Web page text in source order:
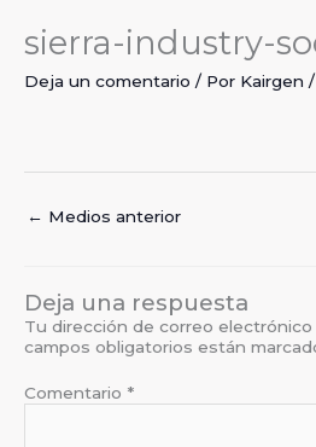
sierra-industry-
Deja un comentario / Por Kairgen /
← Medios anterior
Deja una respuesta
Tu dirección de correo electrónico
campos obligatorios están
Comentario *